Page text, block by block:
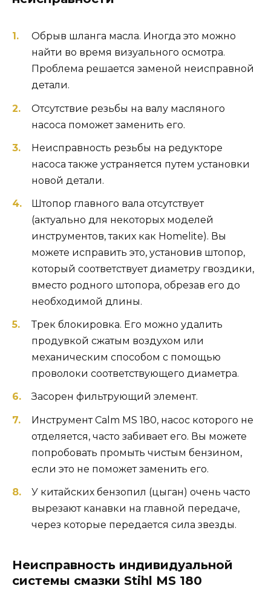
Обрыв шланга масла. Иногда это можно
найти во время визуального осмотра.
Проблема решается заменой неисправной
детали.
Отсутствие резьбы на валу масляного
насоса поможет заменить его.
Неисправность резьбы на редукторе
насоса также устраняется путем установки
новой детали.
Штопор главного вала отсутствует
(актуально для некоторых моделей
инструментов, таких как Homelite). Вы
можете исправить это, установив штопор,
который соответствует диаметру гвоздики,
вместо родного штопора, обрезав его до
необходимой длины.
Трек блокировка. Его можно удалить
продувкой сжатым воздухом или
механическим способом с помощью
проволоки соответствующего диаметра.
Засорен фильтрующий элемент.
Инструмент Calm MS 180, насос которого не
отделяется, часто забивает его. Вы можете
попробовать промыть чистым бензином,
если это не поможет заменить его.
У китайских бензопил (цыган) очень часто
вырезают канавки на главной передаче,
через которые передается сила звезды.
Неисправность индивидуальной
системы смазки Stihl MS 180